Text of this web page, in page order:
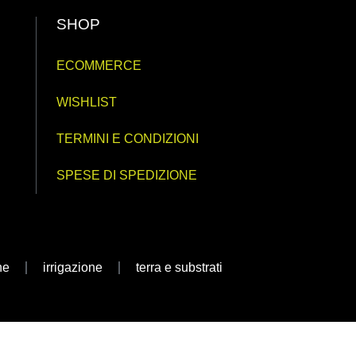
SHOP
ECOMMERCE
WISHLIST
TERMINI E CONDIZIONI
SPESE DI SPEDIZIONE
irrigazione terra e substrati